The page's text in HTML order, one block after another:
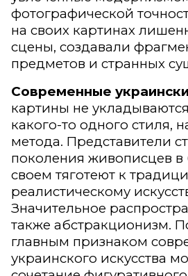
фотографической
на своих картинах
сцены, создавали
предметов и странных
Современные
картины не
какого-то одного стиля,
метода. Представители
поколения живописцев в
своем тяготеют к
реалистическому
Значительное
также абстракционизм.
главным признаком
украинского искусства